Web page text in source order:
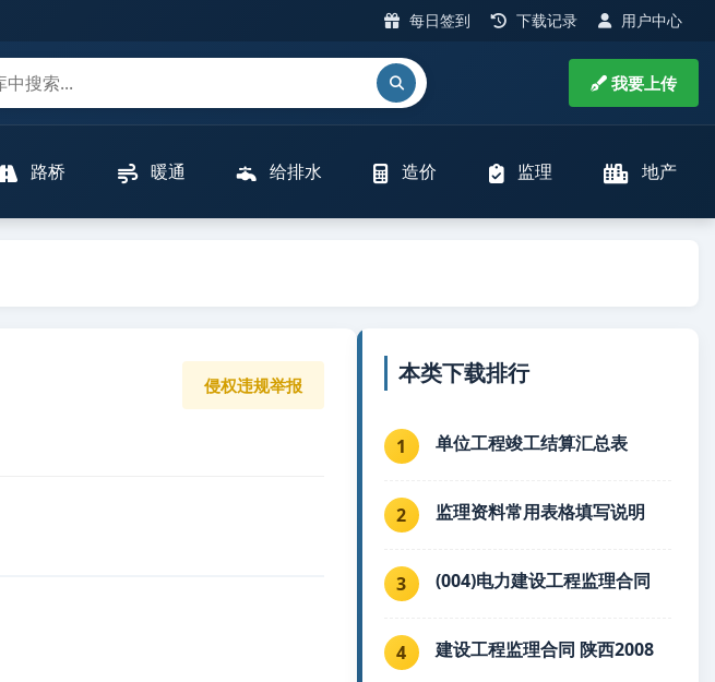
每日签到 下载记录 用户中心
我要上传
路桥 暖通 给排水 造价 监理 地产
侵权违规举报 本类下载排行
1 单位工程竣工结算汇总表
2 监理资料常用表格填写说明
3 (004)电力建设工程监理合同
4 建设工程监理合同 陕西2008